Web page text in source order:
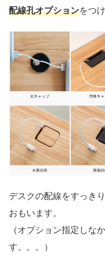
配線孔オプションをつ
デスクの配線をすっき
おもいます。
（オプション指定しな
す。。。）